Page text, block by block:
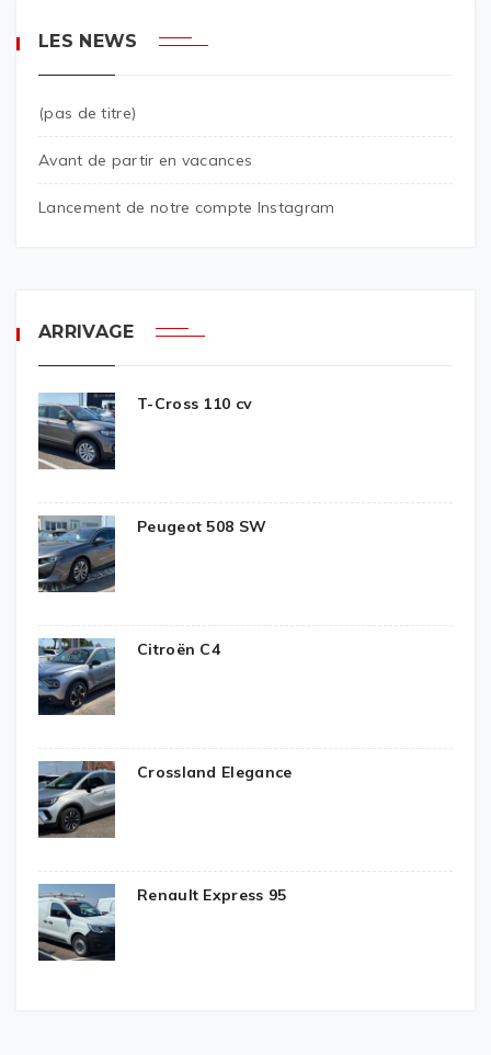
LES NEWS
(pas de titre)
Avant de partir en vacances
Lancement de notre compte Instagram
ARRIVAGE
T-Cross 110 cv
Peugeot 508 SW
Citroën C4
Crossland Elegance
Renault Express 95